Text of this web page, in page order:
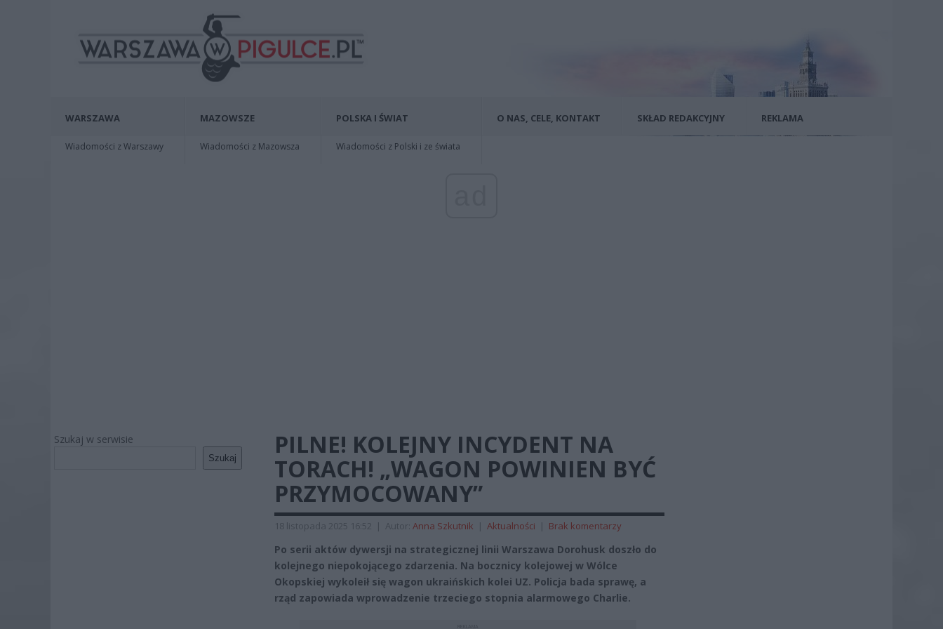
WARSZAWA
Wiadomości z Warszawy
MAZOWSZE
Wiadomości z Mazowsza
POLSKA I ŚWIAT
Wiadomości z Polski i ze świata
O NAS, CELE, KONTAKT SKŁAD REDAKCYJNY REKLAMA
Szukaj w serwisie
Szukaj
PILNE! KOLEJNY INCYDENT NA
TORACH! „WAGON POWINIEN BYĆ
PRZYMOCOWANY”
18 listopada 2025 16:52 | Autor: Anna Szkutnik | Aktualności | Brak komentarzy
Po serii aktów dywersji na strategicznej linii Warszawa Dorohusk doszło do
kolejnego niepokojącego zdarzenia. Na bocznicy kolejowej w Wólce
Okopskiej wykoleił się wagon ukraińskich kolei UZ. Policja bada sprawę, a
rząd zapowiada wprowadzenie trzeciego stopnia alarmowego Charlie.